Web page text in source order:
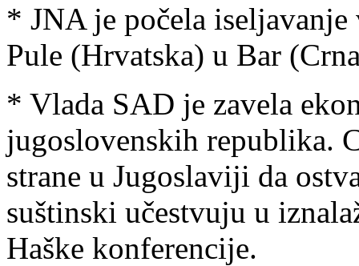
* JNA je počela
Pule (Hrvatska) u Bar
* Vlada SAD je zavela
jugoslovenskih republika.
strane u Jugoslaviji da
suštinski učestvuju u
Haške konferencije.